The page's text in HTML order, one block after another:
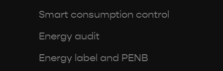
Smart consumption control
Energy audit
Energy label and PENB